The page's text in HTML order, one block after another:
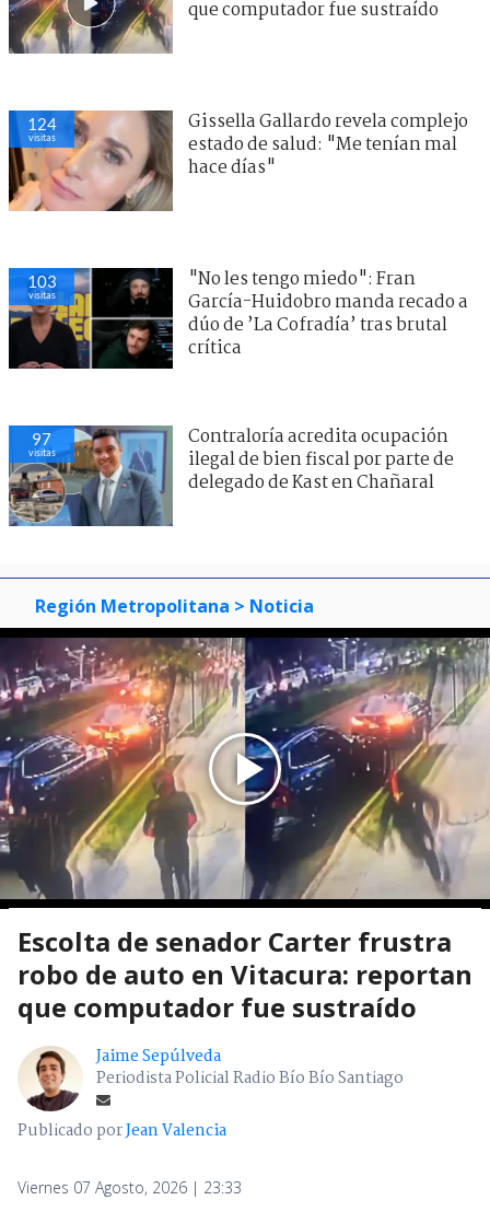
que computador fue sustraído
135
visitas
Gissella Gallardo revela complejo
estado de salud: "Me tenían mal
hace días"
106
visitas
Contraloría acredita ocupación
ilegal de bien fiscal por parte de
delegado de Kast en Chañaral
101
visitas
"No les tengo miedo": Fran
García-Huidobro manda recado a
dúo de ’La Cofradía’ tras brutal
Región Metropolitana > Noticia
Escolta de senador Carter frustra
robo de auto en Vitacura: reportan
que computador fue sustraído
Jaime Sepúlveda
Periodista Policial Radio Bío Bío Santiago
Publicado porJean Valencia
Viernes 07 Agosto, 2026 | 23:33